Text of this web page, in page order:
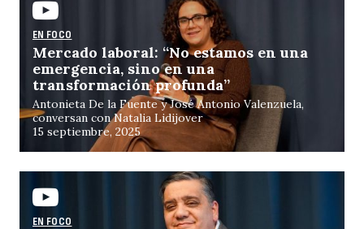
EN FOCO
Mercado laboral: “No estamos en una
emergencia, sino en una
transformación profunda”
Antonieta De la Fuente y José Antonio Valenzuela,
conversan con Natalia Lidijover
15 septiembre, 2025
EN FOCO